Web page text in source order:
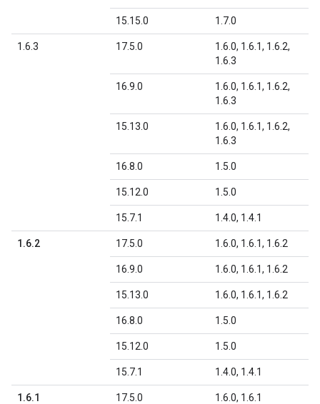
15.15.0 1.7.0
1.6.3 17.5.0
1.6.0, 1.6.1, 1.6.2,
1.6.3
16.9.0
1.6.0, 1.6.1, 1.6.2,
1.6.3
15.13.0
1.6.0, 1.6.1, 1.6.2,
1.6.3
16.8.0 1.5.0
15.12.0 1.5.0
15.7.1 1.4.0, 1.4.1
1.6.2 17.5.0 1.6.0, 1.6.1, 1.6.2
16.9.0 1.6.0, 1.6.1, 1.6.2
15.13.0 1.6.0, 1.6.1, 1.6.2
16.8.0 1.5.0
15.12.0 1.5.0
15.7.1 1.4.0, 1.4.1
1.6.1 17.5.0 1.6.0, 1.6.1